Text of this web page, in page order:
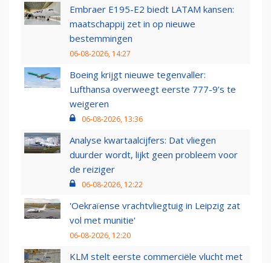
Embraer E195-E2 biedt LATAM kansen:
maatschappij zet in op nieuwe
bestemmingen
06-08-2026, 14:27
Boeing krijgt nieuwe tegenvaller:
Lufthansa overweegt eerste 777-9’s te
weigeren
06-08-2026, 13:36
Analyse kwartaalcijfers: Dat vliegen
duurder wordt, lijkt geen probleem voor
de reiziger
06-08-2026, 12:22
'Oekraïense vrachtvliegtuig in Leipzig zat
vol met munitie'
06-08-2026, 12:20
KLM stelt eerste commerciële vlucht met